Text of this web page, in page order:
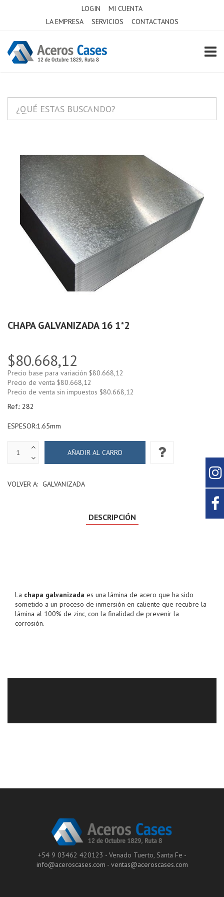
LOGIN
MI CUENTA
LA EMPRESA
SERVICIOS CONTACTANOS
CHAPA GALVANIZADA 16 1*2
$80.668,12
Precio base para variación $80.668,12
Precio de venta $80.668,12
Precio de venta sin impuestos $80.668,12
Ref.: 282
ESPESOR:1.65mm
VOLVER A: GALVANIZADA
DESCRIPCIÓN
La chapa galvanizada es una lámina de acero que ha sido
sometido a un proceso de inmersión en caliente que recubre la
lámina al 100% de zinc, con la finalidad de prevenir la
corrosión.
+54 9 03462 420123 - Venado Tuerto, Santa Fe -
info@aceroscases.com - ventas@aceroscases.com